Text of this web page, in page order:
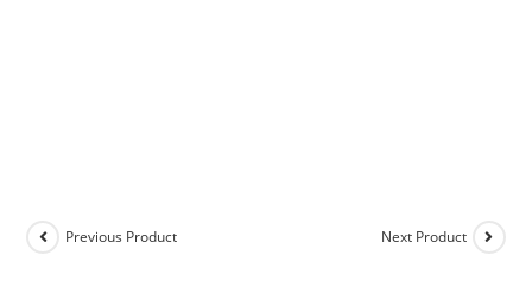
Previous Product Next Product